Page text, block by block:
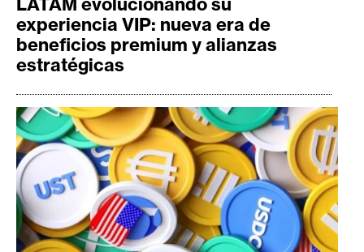
experiencia VIP: nueva era de
beneficios premium y alianzas
estratégicas